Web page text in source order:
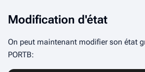
Modification d'état
On peut maintenant modifier son état
PORTB: